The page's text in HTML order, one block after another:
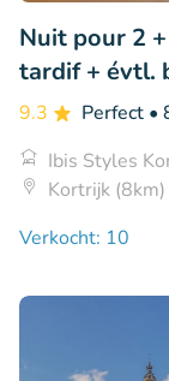
Nuit pour 2
tardif + évtl.
9.3 Perfect •
Ibis Styles
Kortrijk (8km)
Verkocht: 10